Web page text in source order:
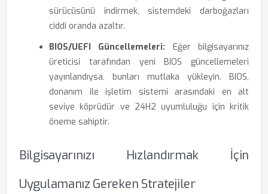
sürücüsünü indirmek, sistemdeki darboğazları
ciddi oranda azaltır.
BIOS/UEFI Güncellemeleri: Eğer bilgisayarınız
üreticisi tarafından yeni BIOS güncellemeleri
yayınlandıysa, bunları mutlaka yükleyin. BIOS,
donanım ile işletim sistemi arasındaki en alt
seviye köprüdür ve 24H2 uyumluluğu için kritik
öneme sahiptir.
Bilgisayarınızı Hızlandırmak İçin
Uygulamanız Gereken Stratejiler